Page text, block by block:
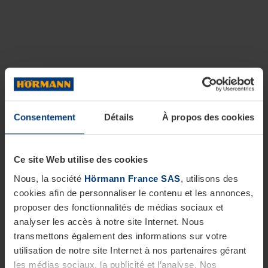
Consentement Détails À propos des cookies
Ce site Web utilise des cookies
Nous, la société Hörmann France SAS, utilisons des
cookies afin de personnaliser le contenu et les annonces,
proposer des fonctionnalités de médias sociaux et
analyser les accès à notre site Internet. Nous
transmettons également des informations sur votre
utilisation de notre site Internet à nos partenaires gérant
les médias sociaux, la publicité et l’analyse. Nos